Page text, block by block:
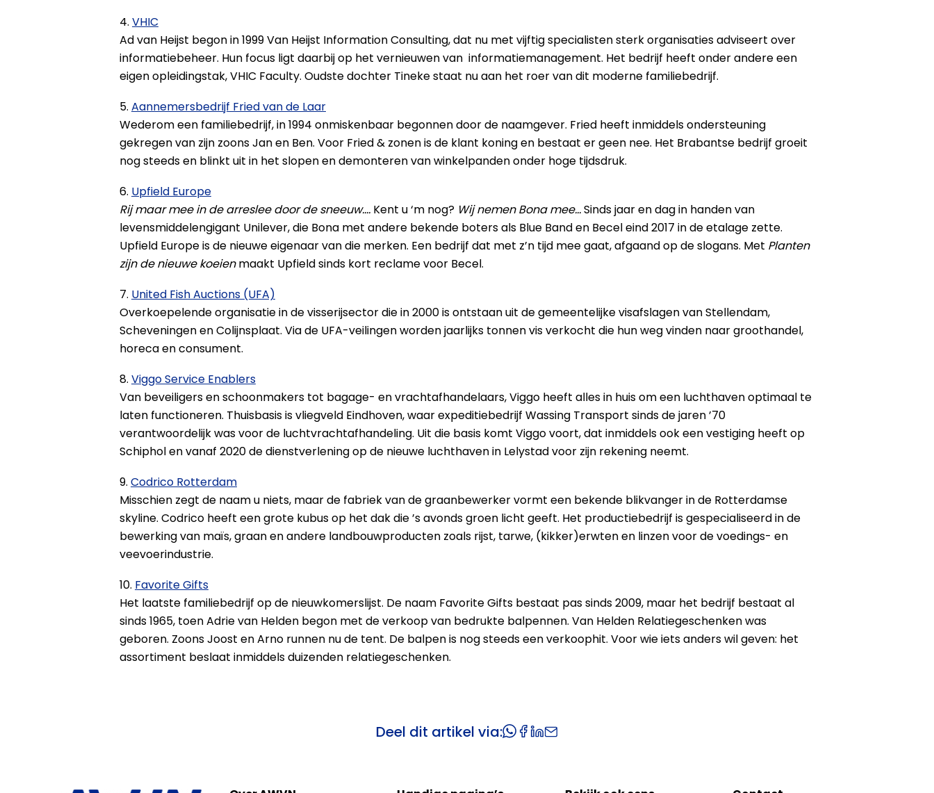
4. VHIC
Ad van Heijst begon in 1999 Van Heijst Information Consulting, dat nu met vijftig specialisten sterk organisaties adviseert over
informatiebeheer. Hun focus ligt daarbij op het vernieuwen van informatiemanagement. Het bedrijf heeft onder andere een
eigen opleidingstak, VHIC Faculty. Oudste dochter Tineke staat nu aan het roer van dit moderne familiebedrijf.
5. Aannemersbedrijf Fried van de Laar
Wederom een familiebedrijf, in 1994 onmiskenbaar begonnen door de naamgever. Fried heeft inmiddels ondersteuning
gekregen van zijn zoons Jan en Ben. Voor Fried & zonen is de klant koning en bestaat er geen nee. Het Brabantse bedrijf groeit
nog steeds en blinkt uit in het slopen en demonteren van winkelpanden onder hoge tijdsdruk.
6. Upfield Europe
Rij maar mee in de arreslee door de sneeuw…. Kent u ‘m nog? Wij nemen Bona mee…Sinds jaar en dag in handen van
levensmiddelengigant Unilever, die Bona met andere bekende boters als Blue Band en Becel eind 2017 in de etalage zette.
Upfield Europe is de nieuwe eigenaar van die merken. Een bedrijf dat met z’n tijd mee gaat, afgaand op de slogans. Met Planten
zijn de nieuwe koeienmaakt Upfield sinds kort reclame voor Becel.
7. United Fish Auctions (UFA)
Overkoepelende organisatie in de visserijsector die in 2000 is ontstaan uit de gemeentelijke visafslagen van Stellendam,
Scheveningen en Colijnsplaat. Via de UFA-veilingen worden jaarlijks tonnen vis verkocht die hun weg vinden naar groothandel,
horeca en consument.
8. Viggo Service Enablers
Van beveiligers en schoonmakers tot bagage- en vrachtafhandelaars, Viggo heeft alles in huis om een luchthaven optimaal te
laten functioneren. Thuisbasis is vliegveld Eindhoven, waar expeditiebedrijf Wassing Transport sinds de jaren ’70
verantwoordelijk was voor de luchtvrachtafhandeling. Uit die basis komt Viggo voort, dat inmiddels ook een vestiging heeft op
Schiphol en vanaf 2020 de dienstverlening op de nieuwe luchthaven in Lelystad voor zijn rekening neemt.
9. Codrico Rotterdam
Misschien zegt de naam u niets, maar de fabriek van de graanbewerker vormt een bekende blikvanger in de Rotterdamse
skyline. Codrico heeft een grote kubus op het dak die ’s avonds groen licht geeft. Het productiebedrijf is gespecialiseerd in de
bewerking van maïs, graan en andere landbouwproducten zoals rijst, tarwe, (kikker)erwten en linzen voor de voedings- en
veevoerindustrie.
10. Favorite Gifts
Het laatste familiebedrijf op de nieuwkomerslijst. De naam Favorite Gifts bestaat pas sinds 2009, maar het bedrijf bestaat al
sinds 1965, toen Adrie van Helden begon met de verkoop van bedrukte balpennen. Van Helden Relatiegeschenken was
geboren. Zoons Joost en Arno runnen nu de tent. De balpen is nog steeds een verkoophit. Voor wie iets anders wil geven: het
assortiment beslaat inmiddels duizenden relatiegeschenken.
Deel dit artikel via: